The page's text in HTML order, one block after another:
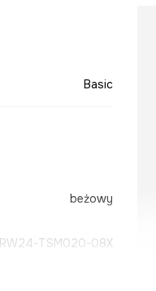
Basic
beżowy
RW24-TSM020-08X